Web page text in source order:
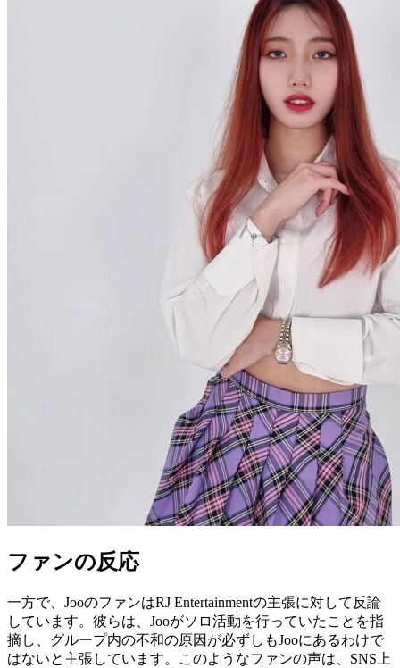
ファンの反応
一方で、JooのファンはRJ Entertainmentの主張に対して反論
しています。彼らは、Jooがソロ活動を行っていたことを指
摘し、グループ内の不和の原因が必ずしもJooにあるわけで
はないと主張しています。このようなファンの声は、SNS上